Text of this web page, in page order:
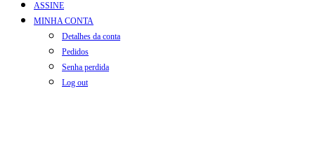
ASSINE
MINHA CONTA
Detalhes da conta
Pedidos
Senha perdida
Log out